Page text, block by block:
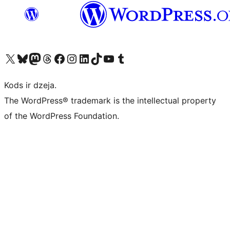
Apmeklējiet mūsu X (agrāk Twitter) kontu
Apmeklējiet mūsu Bluesky kontu
Apmeklējiet mūsu Mastodon kontu
Apmeklējiet mūsu Threads kontu
Apmeklējiet mūsu Facebook lapuApmeklējiet mūsu Instagram kontu
Apmeklējiet mūsu LinkedIn kontu
Apmeklējiet mūsu TikTok kontu
Apmeklējiet mūsu YouTube kanālu
Apmeklējiet mūsu Tumblr kontu
Kods ir dzeja.
The WordPress® trademark is the intellectual property
of the WordPress Foundation.